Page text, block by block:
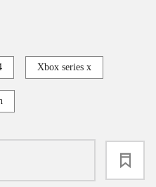
Xbox series x